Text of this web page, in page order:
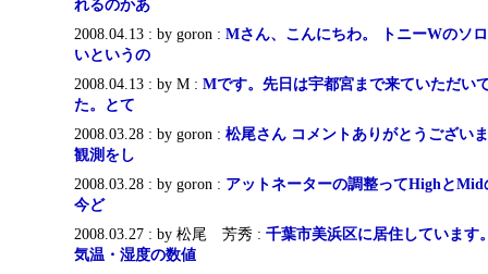
れるのかあ
2008.04.13 : by goron : Mさん、こんにちわ。 トニーWのソ
いというの
2008.04.13 : by M : Mです。先日は宇都宮まで来ていただい
た。とて
2008.03.28 : by goron : 松尾さん コメントありがとうござい
観測をし
2008.03.28 : by goron : アットネーターの調整ってHighと
今ど
2008.03.27 : by 松尾 芳秀 : 千葉市美浜区に居住しています
気温・湿度の数値